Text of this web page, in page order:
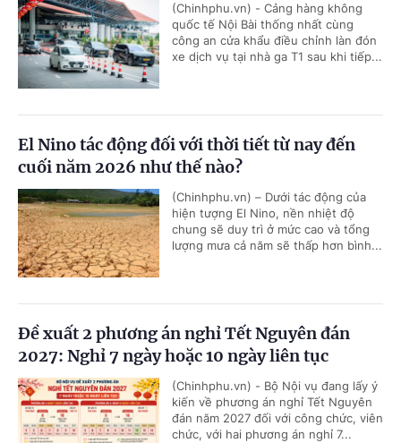
(Chinhphu.vn) - Cảng hàng không
quốc tế Nội Bài thống nhất cùng
công an cửa khẩu điều chỉnh làn đón
xe dịch vụ tại nhà ga T1 sau khi tiếp...
El Nino tác động đối với thời tiết từ nay đến
cuối năm 2026 như thế nào?
(Chinhphu.vn) – Dưới tác động của
hiện tượng El Nino, nền nhiệt độ
chung sẽ duy trì ở mức cao và tổng
lượng mưa cả năm sẽ thấp hơn bình...
Đề xuất 2 phương án nghỉ Tết Nguyên đán
2027: Nghỉ 7 ngày hoặc 10 ngày liên tục
(Chinhphu.vn) - Bộ Nội vụ đang lấy ý
kiến về phương án nghỉ Tết Nguyên
đán năm 2027 đối với công chức, viên
chức, với hai phương án nghỉ 7...